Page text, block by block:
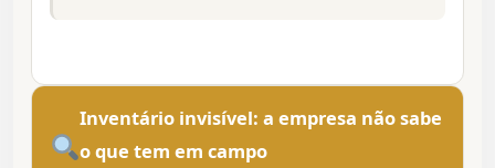
Inventário invisível: a empresa não sabe
o que tem em campo